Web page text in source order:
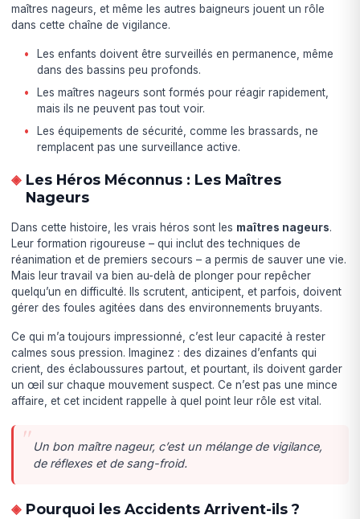
maîtres nageurs, et même les autres baigneurs jouent un rôle
dans cette chaîne de vigilance.
Les enfants doivent être surveillés en permanence, même
dans des bassins peu profonds.
Les maîtres nageurs sont formés pour réagir rapidement,
mais ils ne peuvent pas tout voir.
Les équipements de sécurité, comme les brassards, ne
remplacent pas une surveillance active.
Les Héros Méconnus : Les Maîtres
Nageurs
Dans cette histoire, les vrais héros sont les maîtres nageurs.
Leur formation rigoureuse – qui inclut des techniques de
réanimation et de premiers secours – a permis de sauver une vie.
Mais leur travail va bien au-delà de plonger pour repêcher
quelqu’un en difficulté. Ils scrutent, anticipent, et parfois, doivent
gérer des foules agitées dans des environnements bruyants.
Ce qui m’a toujours impressionné, c’est leur capacité à rester
calmes sous pression. Imaginez : des dizaines d’enfants qui
crient, des éclaboussures partout, et pourtant, ils doivent garder
un œil sur chaque mouvement suspect. Ce n’est pas une mince
affaire, et cet incident rappelle à quel point leur rôle est vital.
Un bon maître nageur, c’est un mélange de vigilance,
de réflexes et de sang-froid.
Pourquoi les Accidents Arrivent-ils ?